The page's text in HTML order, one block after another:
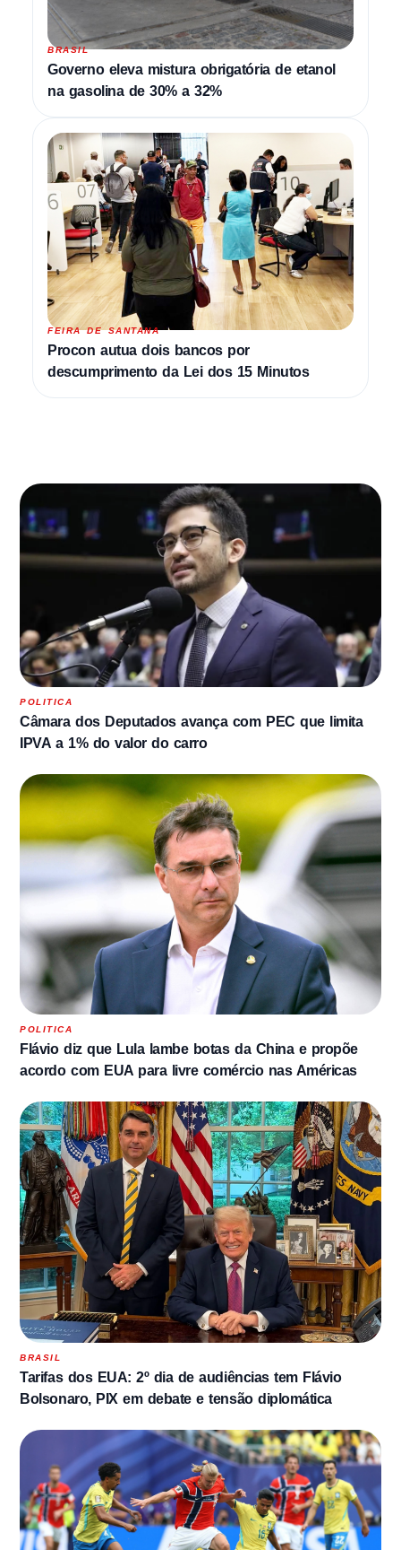
BRASIL
Governo eleva mistura obrigatória de etanol
na gasolina de 30% a 32%
FEIRA DE SANTANA
Procon autua dois bancos por
descumprimento da Lei dos 15 Minutos
POLITICA
Câmara dos Deputados avança com PEC que limita
IPVA a 1% do valor do carro
POLITICA
Flávio diz que Lula lambe botas da China e propõe
acordo com EUA para livre comércio nas Américas
BRASIL
Tarifas dos EUA: 2º dia de audiências tem Flávio
Bolsonaro, PIX em debate e tensão diplomática